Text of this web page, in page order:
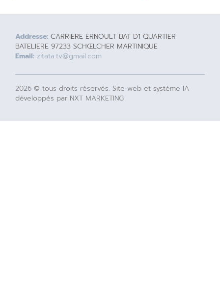
Addresse: CARRIERE ERNOULT BAT D1 QUARTIER
BATELIERE 97233 SCHŒLCHER MARTINIQUE
Email: zitata.tv@gmail.com
2026 © tous droits réservés. Site web et système IA
développés par NXT MARKETING